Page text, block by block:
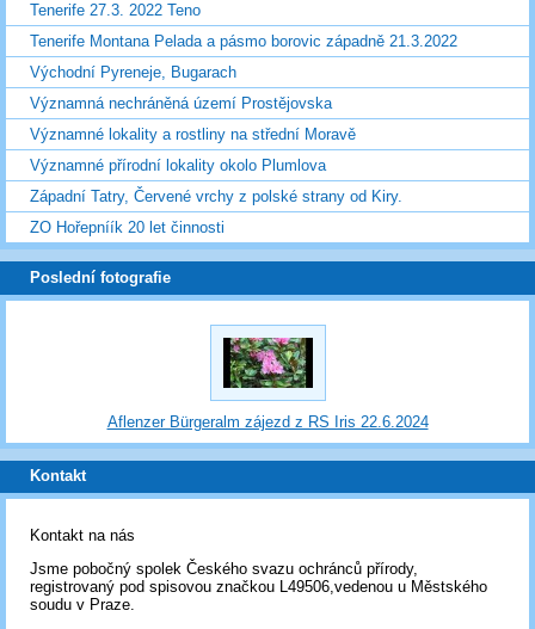
Tenerife 27.3. 2022 Teno
Tenerife Montana Pelada a pásmo borovic západně 21.3.2022
Východní Pyreneje, Bugarach
Významná nechráněná území Prostějovska
Významné lokality a rostliny na střední Moravě
Významné přírodní lokality okolo Plumlova
Západní Tatry, Červené vrchy z polské strany od Kiry.
ZO Hořepníík 20 let činnosti
Poslední fotografie
Aflenzer Bürgeralm zájezd z RS Iris 22.6.2024
Kontakt
Kontakt na nás
Jsme pobočný spolek Českého svazu ochránců přírody,
registrovaný pod spisovou značkou L49506,vedenou u Městského
soudu v Praze.